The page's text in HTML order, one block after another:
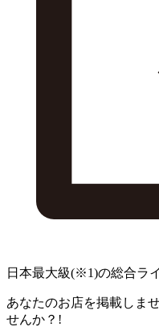
日本最大級(※1)の総合ラ
あなたのお店を掲載しま
せんか？!